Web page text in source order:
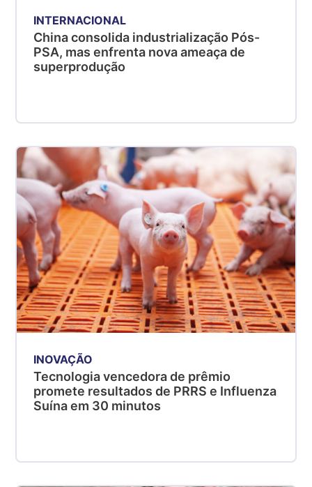
INTERNACIONAL
China consolida industrialização Pós-
PSA, mas enfrenta nova ameaça de
superprodução
INOVAÇÃO
Tecnologia vencedora de prêmio
promete resultados de PRRS e Influenza
Suína em 30 minutos